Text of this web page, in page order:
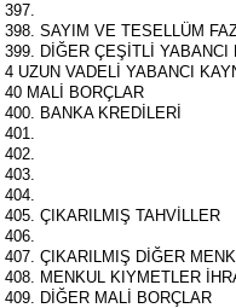
397.
398. SAYIM VE TESELLÜM
399. DİĞER ÇEŞİTLİ YABANCI
4 UZUN VADELİ YABANCI
40 MALİ BORÇLAR
400. BANKA KREDİLERİ
401.
402.
403.
404.
405. ÇIKARILMIŞ TAHVİLLER
406.
407. ÇIKARILMIŞ DİĞER
408. MENKUL KIYMETLER
409. DİĞER MALİ BORÇLAR